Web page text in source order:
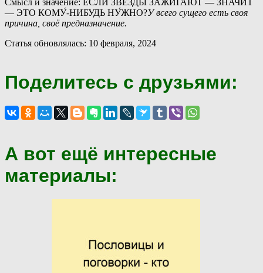
— ЭТО КОМУ́-НИБУДЬ НУ́ЖНО?У всего сущего есть своя
причина, своё предназначение.
Статья обновлялась: 10 февраля, 2024
Поделитесь с друзьями:
А вот ещё интересные
материалы: